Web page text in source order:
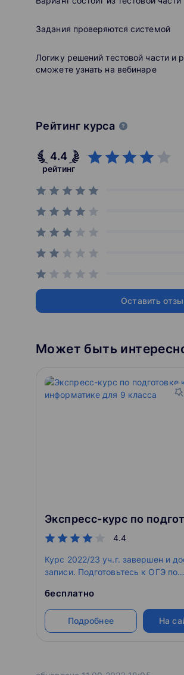
Вы можете учиться с
Разнообразные варианты
Задания проверяются системой
Логику решений тестовой части
сможете узнать на вебинаре
Рейтинг курса
4.4
рейтинг
Оставить
Может быть
4.4
Курс 2022/23 уч.г. завершен и
записи. Подготовьтесь к ОГЭ по
сложную теорию простым
прорешаем все типы задач,
на экзамене. Курс состоит из
домашних работ и пробника с
бесплатно
Подробнее На